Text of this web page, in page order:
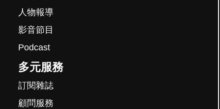
人物報導
影音節目
Podcast
多元服務
訂閱雜誌
顧問服務